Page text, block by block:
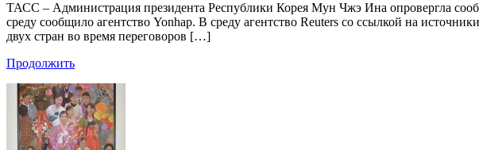
ТАСС – Администрация президента Республики Корея Мун Чжэ Ина опровергла
среду сообщило агентство Yonhap. В среду агентство Reuters со ссылкой на
двух стран во время переговоров […]
Продолжить